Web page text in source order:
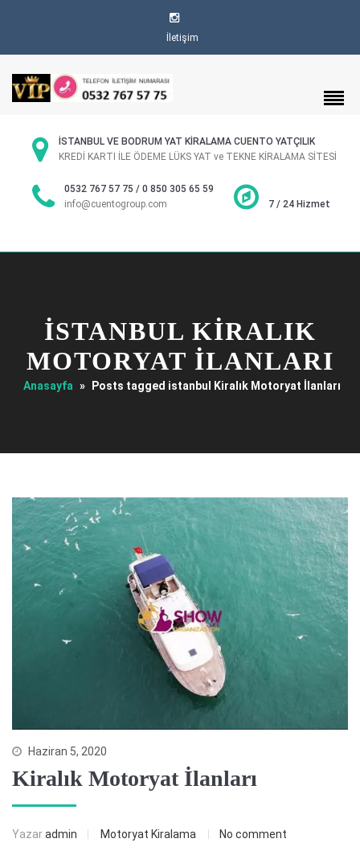
İletişim
İSTANBUL VE BODRUM YAT KİRALAMA CUENTO YATÇILIK
KREDİ KARTI İLE ÖDEME LÜKS YAT ve TEKNE KİRALAMA SİTESİ
0532 767 57 75 / 0 850 305 65 59
info@cuentogroup.com
7 / 24 Hizmet
ISTANBUL KIRALIK
MOTORYAT İLANLARI
Anasayfa » Posts tagged istanbul Kiralık Motoryat İlanları
Haziran 5, 2020
Kiralık Motoryat İlanları
Yazaradmin Motoryat Kiralama No comment